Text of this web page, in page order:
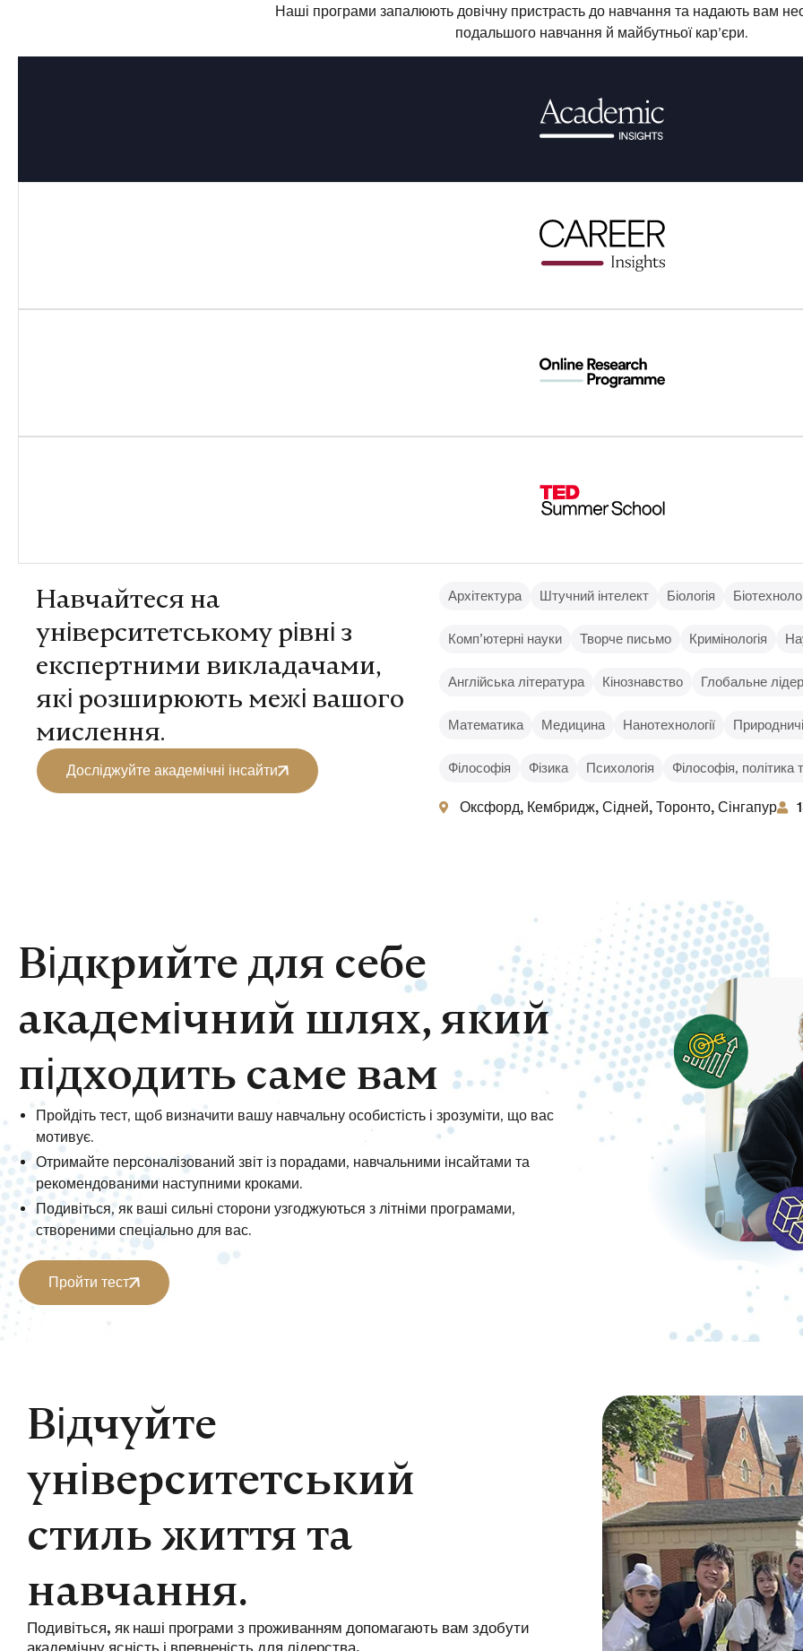
Наші програми запалюють довічну пристрасть до навчання та надають вам
подальшого навчання й майбутньої кар’єри.
Навчайтеся на
університетському рівні з
експертними викладачами,
які розширюють межі вашого
мислення.
Досліджуйте академічні інсайти
Архітектура Штучний інтелект Біологія
Комп’ютерні науки Творче письмо Кримінологія
Англійська література Кінознавство Глобальне
Математика Медицина Нанотехнології
Філософія Фізика Психологія Філософія, політика
Оксфорд, Кембридж, Сідней, Торонто, Сінгапур
Відкрийте для себе
академічний шлях, який
підходить саме вам
Пройдіть тест, щоб визначити вашу навчальну особистість і зрозуміти, що вас
мотивує.
Отримайте персоналізований звіт із порадами, навчальними інсайтами та
рекомендованими наступними кроками.
Подивіться, як ваші сильні сторони узгоджуються з літніми програмами,
створеними спеціально для вас.
Пройти тест
Відчуйте
університетський
стиль життя та
навчання.
Подивіться, як наші програми з проживанням допомагають вам здобути
академічну ясність і впевненість для лідерства.